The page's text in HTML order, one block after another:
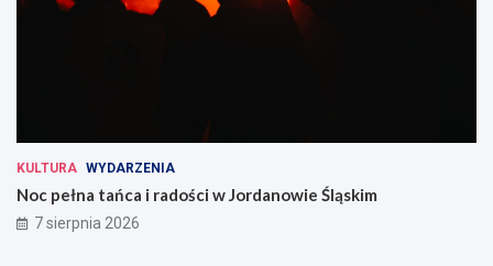
KULTURA WYDARZENIA
Noc pełna tańca i radości w Jordanowie Śląskim
7 sierpnia 2026